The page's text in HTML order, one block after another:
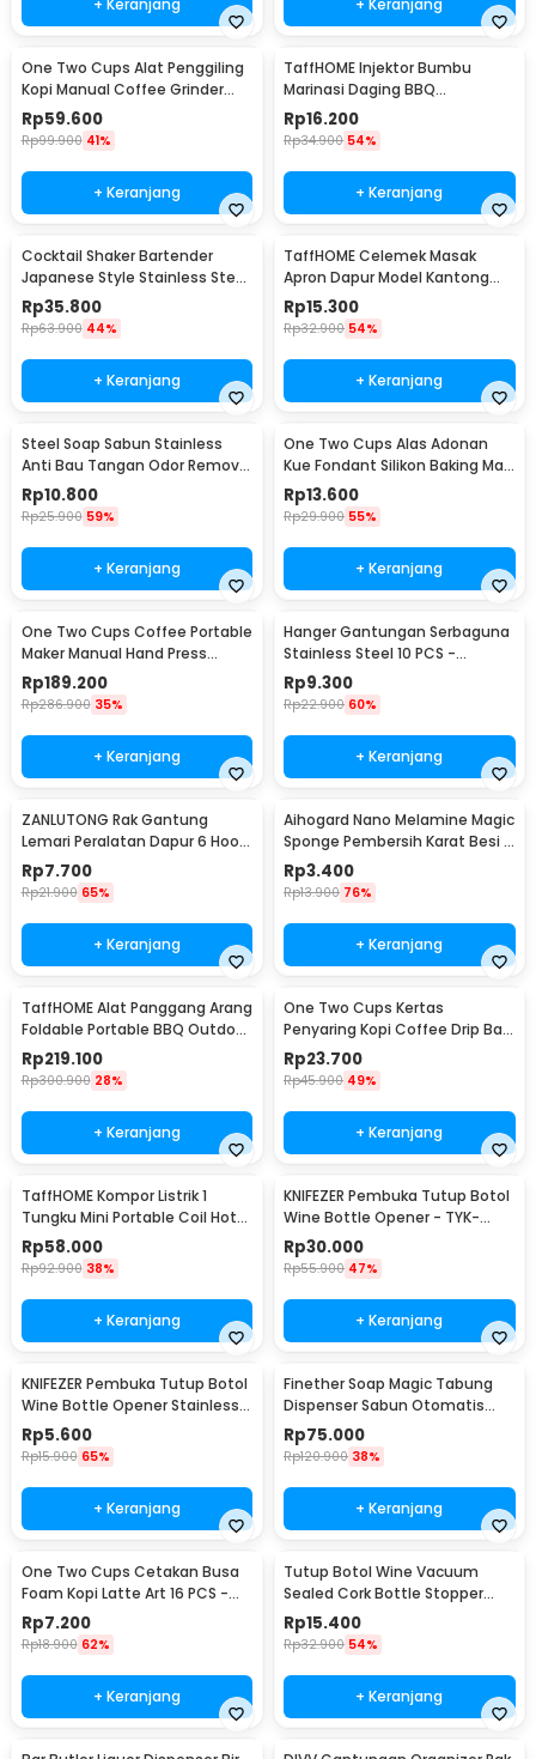
One Two Cups Alat Penggiling
Kopi Manual Coffee Grinder
Portable - WFCG9800
Rp59.600
Rp99.900 41%
+ Keranjang
TaffHOME Injektor Bumbu
Marinasi Daging BBQ
Seasoning Injector - HC117
Rp16.200
Rp34.900 54%
+ Keranjang
Cocktail Shaker Bartender
Japanese Style Stainless Steel
200ml
Rp35.800
Rp63.900 44%
+ Keranjang
TaffHOME Celemek Masak
Apron Dapur Model Kantong
Pola Spatula - JJ41
Rp15.300
Rp32.900 54%
+ Keranjang
Steel Soap Sabun Stainless
Anti Bau Tangan Odor Remove
- HW071
Rp10.800
Rp25.900 59%
+ Keranjang
One Two Cups Alas Adonan
Kue Fondant Silikon Baking Mat
Anti Slip - JJ3873
Rp13.600
Rp29.900 55%
+ Keranjang
One Two Cups Coffee Portable
Maker Manual Hand Press
Espresso 300ml - T35066
Rp189.200
Rp286.900 35%
+ Keranjang
Hanger Gantungan Serbaguna
Stainless Steel 10 PCS -
M127105
Rp9.300
Rp22.900 60%
+ Keranjang
ZANLUTONG Rak Gantung
Lemari Peralatan Dapur 6 Hook
Besi - 2137
Rp7.700
Rp21.900 65%
+ Keranjang
Aihogard Nano Melamine Magic
Sponge Pembersih Karat Besi -
CW62
Rp3.400
Rp13.900 76%
+ Keranjang
TaffHOME Alat Panggang Arang
Foldable Portable BBQ Outdoor
Grill Stove - HWSK77
Rp219.100
Rp300.900 28%
+ Keranjang
One Two Cups Kertas
Penyaring Kopi Coffee Drip Bag
Paper Filter 50PCS - T111
Rp23.700
Rp45.900 49%
+ Keranjang
TaffHOME Kompor Listrik 1
Tungku Mini Portable Coil Hot
Plate 500W - C1-1000-03
Rp58.000
Rp92.900 38%
+ Keranjang
KNIFEZER Pembuka Tutup Botol
Wine Bottle Opener - TYK-
074B
Rp30.000
Rp55.900 47%
+ Keranjang
KNIFEZER Pembuka Tutup Botol
Wine Bottle Opener Stainless
Steel - WS01
Rp5.600
Rp15.900 65%
+ Keranjang
Finether Soap Magic Tabung
Dispenser Sabun Otomatis
400ml - AD-03
Rp75.000
Rp120.900 38%
+ Keranjang
One Two Cups Cetakan Busa
Foam Kopi Latte Art 16 PCS -
JJYE01
Rp7.200
Rp18.900 62%
+ Keranjang
Tutup Botol Wine Vacuum
Sealed Cork Bottle Stopper
Stainless Steel - G94529
Rp15.400
Rp32.900 54%
+ Keranjang